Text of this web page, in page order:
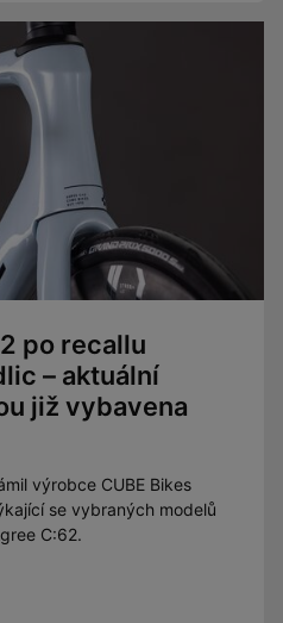
po recallu
– aktuální
již vybavena
výrobce CUBE Bikes
se vybraných modelů
C:62.